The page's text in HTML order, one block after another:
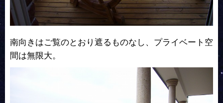
南向きはご覧のとおり遮るものなし、プライベート空
間は無限大。